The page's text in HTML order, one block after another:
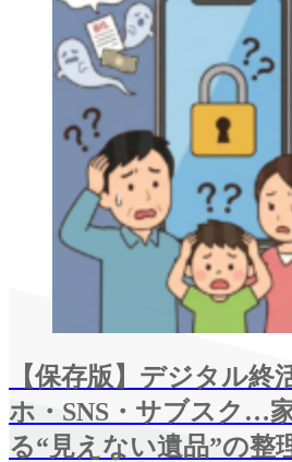
【保存版】デジタル終
ホ・SNS・サブスク…
る“見えない遺品”の整